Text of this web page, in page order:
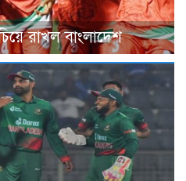
রাখল বাংলাদেশ